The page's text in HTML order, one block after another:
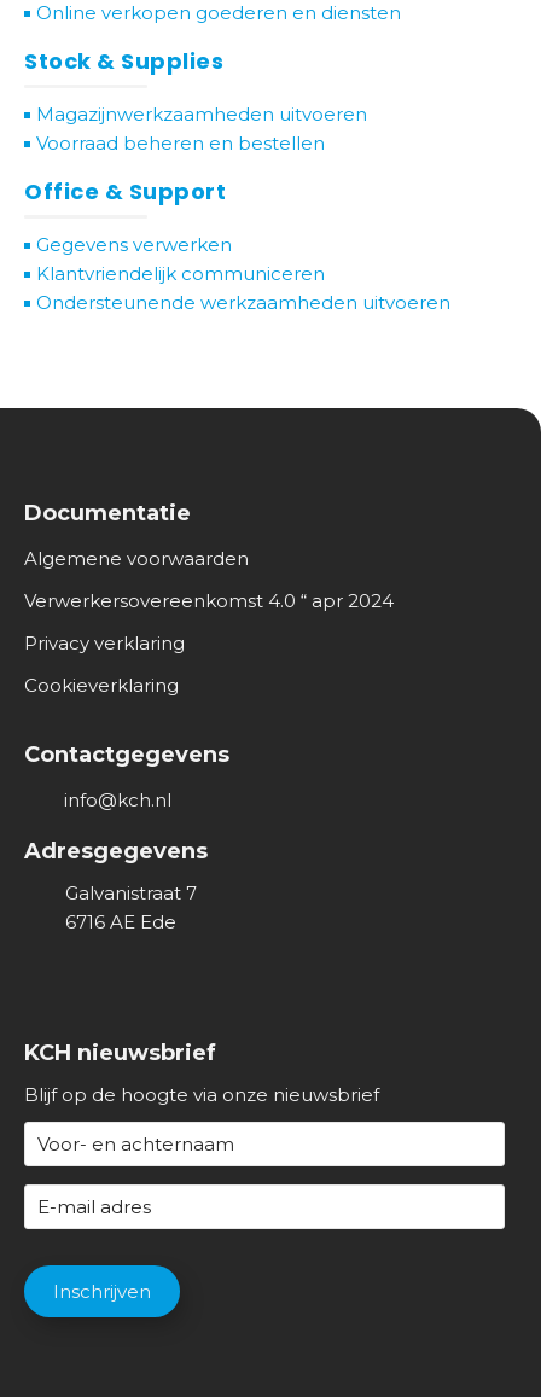
Online verkopen goederen en diensten
Stock & Supplies
Magazijnwerkzaamheden uitvoeren
Voorraad beheren en bestellen
Office & Support
Gegevens verwerken
Klantvriendelijk communiceren
Ondersteunende werkzaamheden uitvoeren
Documentatie
Algemene voorwaarden
Verwerkersovereenkomst 4.0 “ apr 2024
Privacy verklaring
Cookieverklaring
Contactgegevens
info@kch.nl
Adresgegevens
Galvanistraat 7
6716 AE Ede
KCH nieuwsbrief
Blijf op de hoogte via onze nieuwsbrief
N
a
a
m
V
e
-
a
A
P
Inschrijven